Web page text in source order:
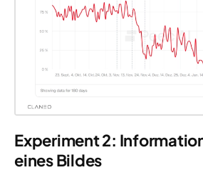
Experiment 2:
eines Bildes